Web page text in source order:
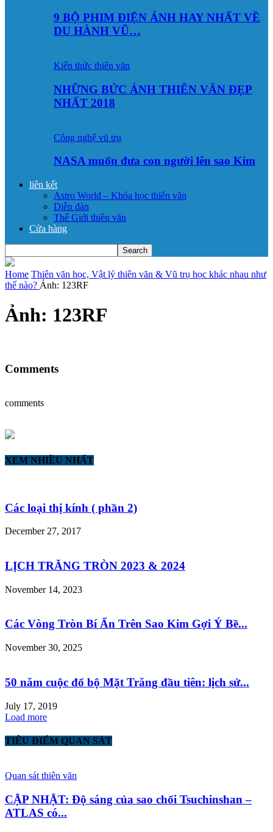
9 BỘ PHIM ĐIỆN ẢNH HAY NHẤT VỀ
DU HÀNH VŨ…
Kiến thức thiên văn
NHỮNG BỨC ẢNH THIÊN VĂN ĐẸP
NHẤT 2018
Công nghệ vũ trụ
NASA muốn đưa con người lên sao Kim
liên kết
Astro World – Khóa học thiên văn
Diễn đàn
Thế Giới thiên văn
Cửa hàng
Home Thiên văn học, Vật lý thiên văn & Vũ trụ học khác nhau như
thế nào? Ảnh: 123RF
Ảnh: 123RF
Comments
comments
XEM NHIỀU NHẤT
Các loại thị kính ( phần 2)
December 27, 2017
LỊCH TRĂNG TRÒN 2023 & 2024
November 14, 2023
Các Vòng Tròn Bí Ẩn Trên Sao Kim Gợi Ý Bề...
November 30, 2025
50 năm cuộc đổ bộ Mặt Trăng đầu tiên: lịch sử...
July 17, 2019
Load more
TIÊU ĐIỂM QUAN SÁT
Quan sát thiên văn
CẬP NHẬT: Độ sáng của sao chổi Tsuchinshan –
ATLAS có...